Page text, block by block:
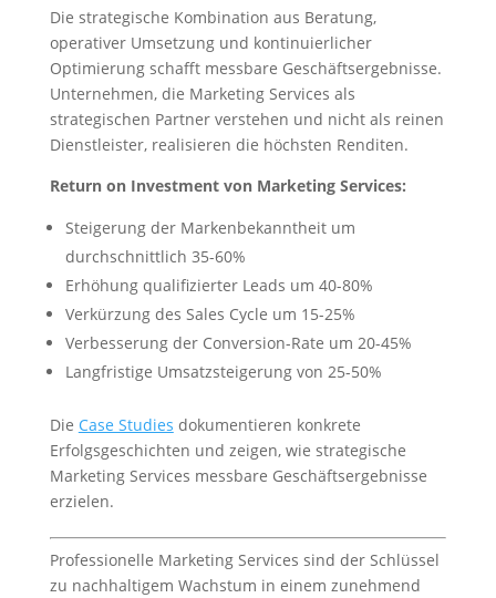
Die strategische Kombination aus Beratung,
operativer Umsetzung und kontinuierlicher
Optimierung schafft messbare Geschäftsergebnisse.
Unternehmen, die Marketing Services als
strategischen Partner verstehen und nicht als reinen
Dienstleister, realisieren die höchsten Renditen.
Return on Investment von Marketing Services:
Steigerung der Markenbekanntheit um
durchschnittlich 35-60%
Erhöhung qualifizierter Leads um 40-80%
Verkürzung des Sales Cycle um 15-25%
Verbesserung der Conversion-Rate um 20-45%
Langfristige Umsatzsteigerung von 25-50%
Die Case Studies dokumentieren konkrete
Erfolgsgeschichten und zeigen, wie strategische
Marketing Services messbare Geschäftsergebnisse
erzielen.
Professionelle Marketing Services sind der Schlüssel
zu nachhaltigem Wachstum in einem zunehmend